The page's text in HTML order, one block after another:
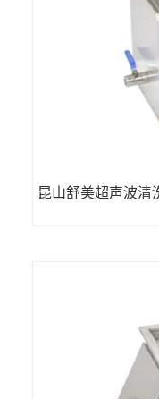
昆山舒美超声波清